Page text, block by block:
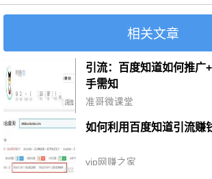
相关文章
引流：百度知道如何推广
手需知
准哥微课堂
如何利用百度知道引流赚
vip网赚之家